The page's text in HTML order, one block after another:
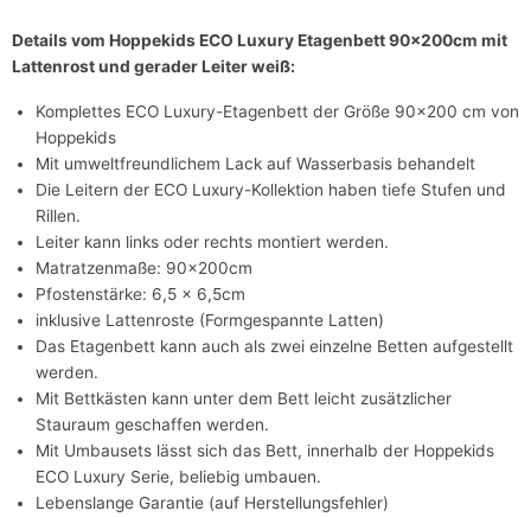
Details vom Hoppekids ECO Luxury Etagenbett 90x200cm mit
Lattenrost und gerader Leiter weiß:
Komplettes ECO Luxury-Etagenbett der Größe 90x200 cm von
Hoppekids
Mit umweltfreundlichem Lack auf Wasserbasis behandelt
Die Leitern der ECO Luxury-Kollektion haben tiefe Stufen und
Rillen.
Leiter kann links oder rechts montiert werden.
Matratzenmaße: 90x200cm
Pfostenstärke: 6,5 x 6,5cm
inklusive Lattenroste (Formgespannte Latten)
Das Etagenbett kann auch als zwei einzelne Betten aufgestellt
werden.
Mit Bettkästen kann unter dem Bett leicht zusätzlicher
Stauraum geschaffen werden.
Mit Umbausets lässt sich das Bett, innerhalb der Hoppekids
ECO Luxury Serie, beliebig umbauen.
Lebenslange Garantie (auf Herstellungsfehler)